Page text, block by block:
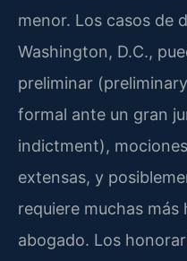
menor. Los casos de
Washington, D.C.,
preliminar
formal ante un gran
indictment),
extensas, y
requiere muchas
abogado. Los